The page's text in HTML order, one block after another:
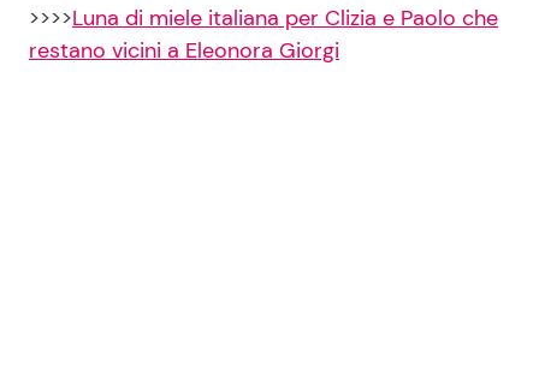
>>>>Luna di miele italiana per Clizia e Paolo che
restano vicini a Eleonora Giorgi